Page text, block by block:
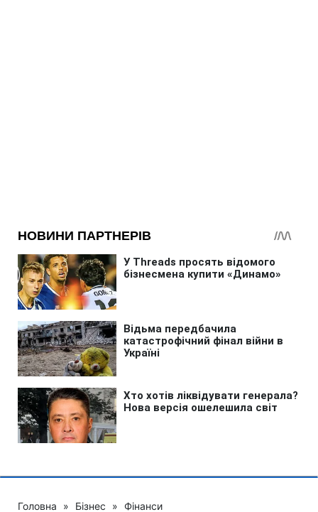
Головна » Бізнес » Фінанси